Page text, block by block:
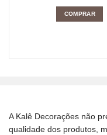
COMPRAR
A Kalê Decorações não
qualidade dos produtos,